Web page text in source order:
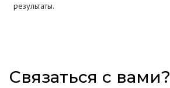
результаты.
Связаться с вами?